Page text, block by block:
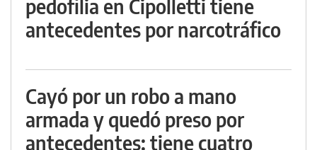
pedofilia en Cipolletti tiene
antecedentes por narcotráfico
Cayó por un robo a mano
armada y quedó preso por
antecedentes: tiene cuatro